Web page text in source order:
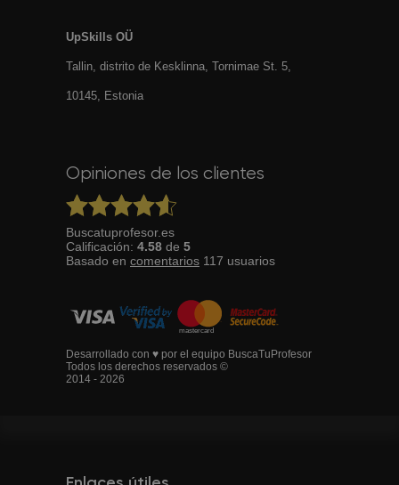
UpSkills OÜ
Tallin, distrito de Kesklinna, Tornimаe St. 5,
10145, Estonia
Opiniones de los clientes
Buscatuprofesor.es
Calificación: 4.58 de 5
Basado en comentarios 117 usuarios
Desarrollado con ♥ por el equipo BuscaTuProfesor
Todos los derechos reservados ©
2014 - 2026